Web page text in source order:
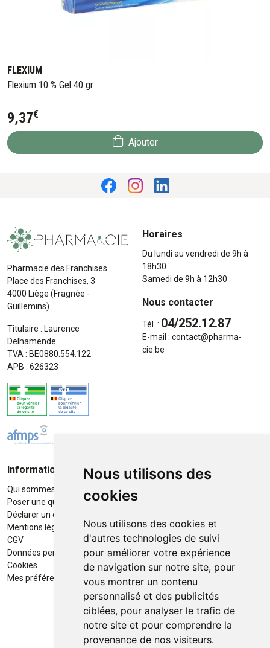
Nous utilisons des
cookies
Nous utilisons des cookies et
d'autres technologies de suivi
pour améliorer votre expérience
de navigation sur notre site, pour
vous montrer un contenu
personnalisé et des publicités
ciblées, pour analyser le trafic de
notre site et pour comprendre la
provenance de nos visiteurs.
FLEXIUM
Flexium 10 % Gel 40 gr
9,37€
Ajouter
Pharmacie des Franchises
Place des Franchises, 3
4000 Liège (Fragnée -
Guillemins)
Titulaire : Laurence
Delhamende
TVA : BE0880.554.122
APB : 626323
Horaires
Du lundi au vendredi de 9h à
18h30
Samedi de 9h à 12h30
Nous contacter
Tél. : 04/252.12.87
E-mail : contact@pharma-
cie.be
Informations
Qui sommes-nous ?
Poser une question
Déclarer un effet indésirable
Mentions légales
CGV
Données personnelles
Cookies
Mes préférences Cookies
Moyens de paiement
Retrait / Livraison
Retrait à la pharmacie en Click
Livraison cyclo-urbaines à Liège
avec :